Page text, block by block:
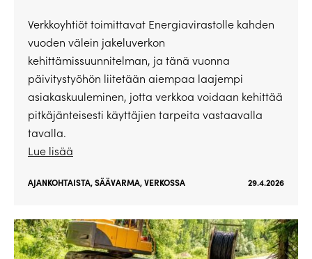
Verkkoyhtiöt toimittavat Energiavirastolle kahden
vuoden välein jakeluverkon
kehittämissuunnitelman, ja tänä vuonna
päivitystyöhön liitetään aiempaa laajempi
asiakaskuuleminen, jotta verkkoa voidaan kehittää
pitkäjänteisesti käyttäjien tarpeita vastaavalla
tavalla.
Lue lisää
AJANKOHTAISTA,SÄÄVARMA,VERKOSSA 29.4.2026